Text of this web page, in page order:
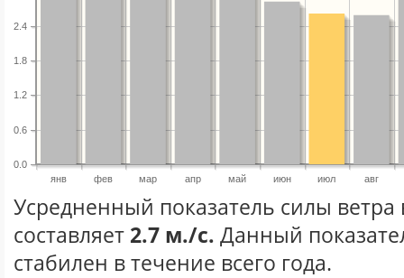
янв фев мар апр май июн июл авг
0.0
0.6
1.2
1.8
2.4
Усредненный показатель силы
составляет 2.7 м./с. Данный
стабилен в течение всего года.